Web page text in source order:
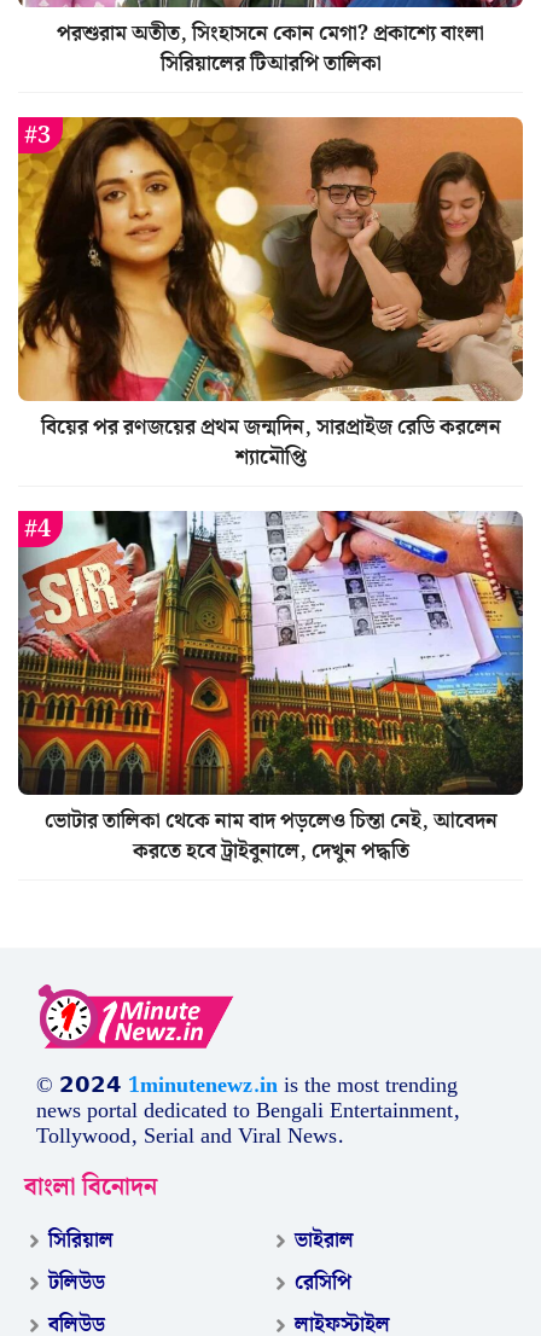
পরশুরাম অতীত, সিংহাসনে কোন মেগা? প্রকাশ্যে বাংলা
সিরিয়ালের টিআরপি তালিকা
বিয়ের পর রণজয়ের প্রথম জন্মদিন, সারপ্রাইজ রেডি করলেন
শ্যামৌপ্তি
ভোটার তালিকা থেকে নাম বাদ পড়লেও চিন্তা নেই, আবেদন
করতে হবে ট্রাইবুনালে, দেখুন পদ্ধতি
© 𝟮𝟬𝟮𝟰 1minutenewz.inis the most trending
news portal dedicated to Bengali Entertainment,
Tollywood, Serial and Viral News.
বাংলা বিনোদন
সিরিয়াল
টলিউড
বলিউড
ভাইরাল
রেসিপি
লাইফস্টাইল